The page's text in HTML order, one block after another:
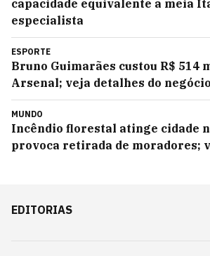
capacidade equivalente a meia
especialista
ESPORTE
Bruno Guimarães custou R$ 514
Arsenal; veja detalhes do negócio
MUNDO
Incêndio florestal atinge cidade
provoca retirada de moradores;
EDITORIAS